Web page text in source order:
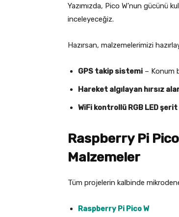
Yazımızda, Pico W’nun gücünü
inceleyeceğiz.
Hazırsan, malzemelerimizi
GPS takip sistemi – Konum
Hareket algılayan hırsız
WiFi kontrollü RGB LED şerit
Raspberry Pi
Malzemeler
Tüm projelerin kalbinde
Raspberry Pi Pico W